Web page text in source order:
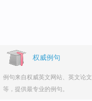
权威例句
例句来自权威英文网站、英文论文
等，提供最专业的例句。